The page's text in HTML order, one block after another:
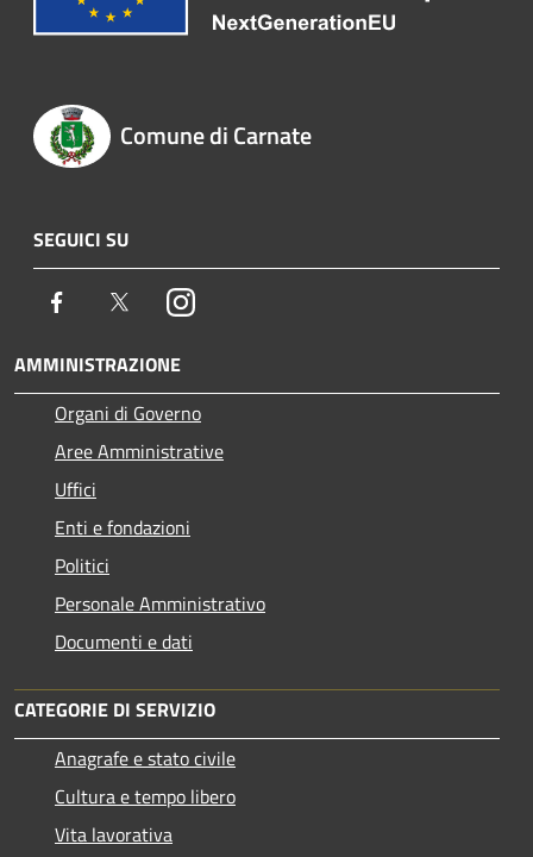
Comune di Carnate
SEGUICI SU
Facebook TwitterInstagram
AMMINISTRAZIONE
Organi di Governo
Aree Amministrative
Uffici
Enti e fondazioni
Politici
Personale Amministrativo
Documenti e dati
CATEGORIE DI SERVIZIO
Anagrafe e stato civile
Cultura e tempo libero
Vita lavorativa